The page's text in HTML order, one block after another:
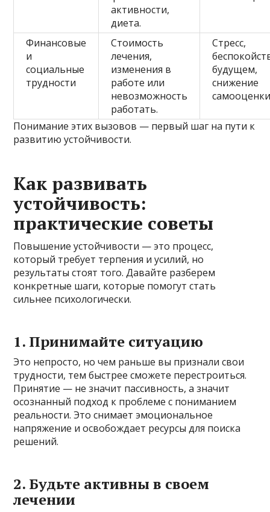
активности,
диета.
Финансовые
и
социальные
трудности
Стоимость
лечения,
изменения в
работе или
невозможность
работать.
Стресс,
будущем,
снижение
Понимание этих вызовов — первый шаг на пути к
развитию устойчивости.
Как развивать
устойчивость:
практические советы
Повышение устойчивости — это процесс,
который требует терпения и усилий, но
результаты стоят того. Давайте разберем
конкретные шаги, которые помогут стать
сильнее психологически.
1. Принимайте ситуацию
Это непросто, но чем раньше вы признали свои
трудности, тем быстрее сможете перестроиться.
Принятие — не значит пассивность, а значит
осознанный подход к проблеме с пониманием
реальности. Это снимает эмоциональное
напряжение и освобождает ресурсы для поиска
решений.
2. Будьте активны в своем
лечении